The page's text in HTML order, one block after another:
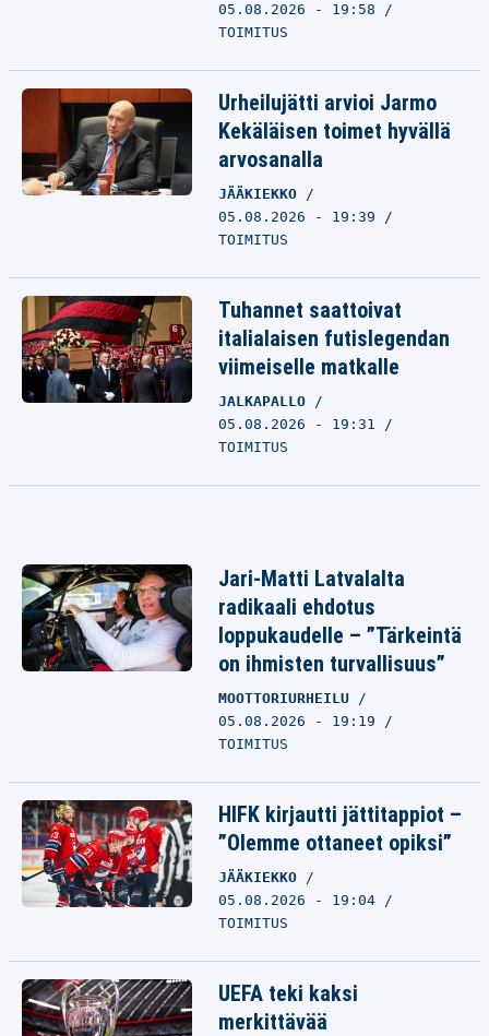
05.08.2026 - 19:58
TOIMITUS
Urheilujätti arvioi Jarmo
Kekäläisen toimet hyvällä
arvosanalla
JÄÄKIEKKO
05.08.2026 - 19:39
TOIMITUS
Tuhannet saattoivat
italialaisen futislegendan
viimeiselle matkalle
JALKAPALLO
05.08.2026 - 19:31
TOIMITUS
Jari-Matti Latvalalta
radikaali ehdotus
loppukaudelle – ”Tärkeintä
on ihmisten turvallisuus”
MOOTTORIURHEILU
05.08.2026 - 19:19
TOIMITUS
HIFK kirjautti jättitappiot –
”Olemme ottaneet opiksi”
JÄÄKIEKKO
05.08.2026 - 19:04
TOIMITUS
UEFA teki kaksi
merkittävää